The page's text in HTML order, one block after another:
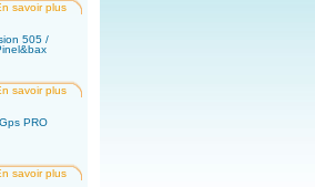
savoir plus
505 /
savoir plus
PRO
savoir plus